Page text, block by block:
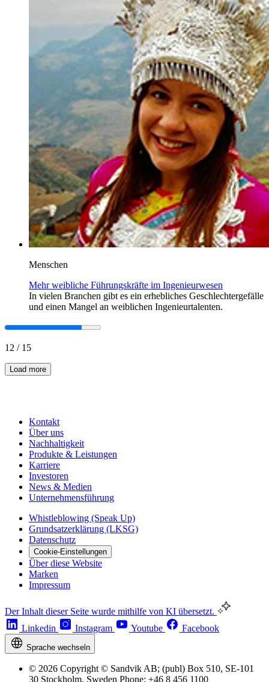
Menschen
Mehr weibliche Führungskräfte im Ingenieurwesen
In vielen Branchen gibt es ein erhebliches Geschlechtergefälle
und einen Mangel an weiblichen Ingenieurtalenten.
12 / 15
Load more
Kontakt
Über uns
Nachhaltigkeit
Produkte & Leistungen
Karriere
Investoren
News & Medien
Unternehmensführung
Whistleblowing (Speak Up)
Grundsatzerklärung (LKSG)
Datenschutz
Cookie-Einstellungen
Über diese Website
Marken
Impressum
Der Inhalt dieser Seite wurde mithilfe von KI übersetzt.
Linkedin
Instagram Youtube Facebook
Sprache wechseln
© 2026 Copyright © Sandvik AB; (publ) Box 510, SE-101
30 Stockholm, Sweden Phone: +46 8 456 1100